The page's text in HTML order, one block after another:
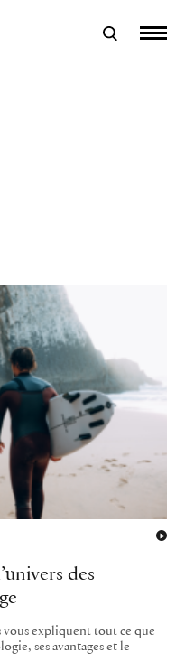
des
vous expliquent tout ce que
ses avantages et le